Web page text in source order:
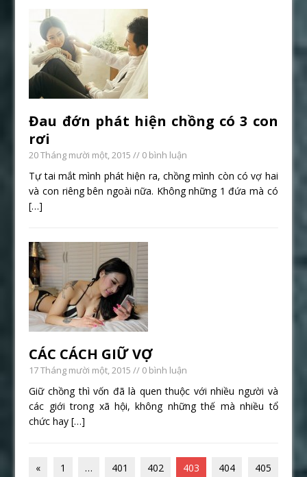
Đau đớn phát hiện chồng có 3 con
rơi
20 Tháng mười một, 2015 // 0 bình luận
Tự tai mắt mình phát hiện ra, chồng mình còn có vợ hai
và con riêng bên ngoài nữa. Không những 1 đứa mà có
[…]
CÁC CÁCH GIỮ VỢ
17 Tháng mười một, 2015 // 0 bình luận
Giữ chồng thì vốn đã là quen thuộc với nhiều người và
các giới trong xã hội, không những thế mà nhiều tổ
chức hay[…]
« 1 … 401 402 403 404 405